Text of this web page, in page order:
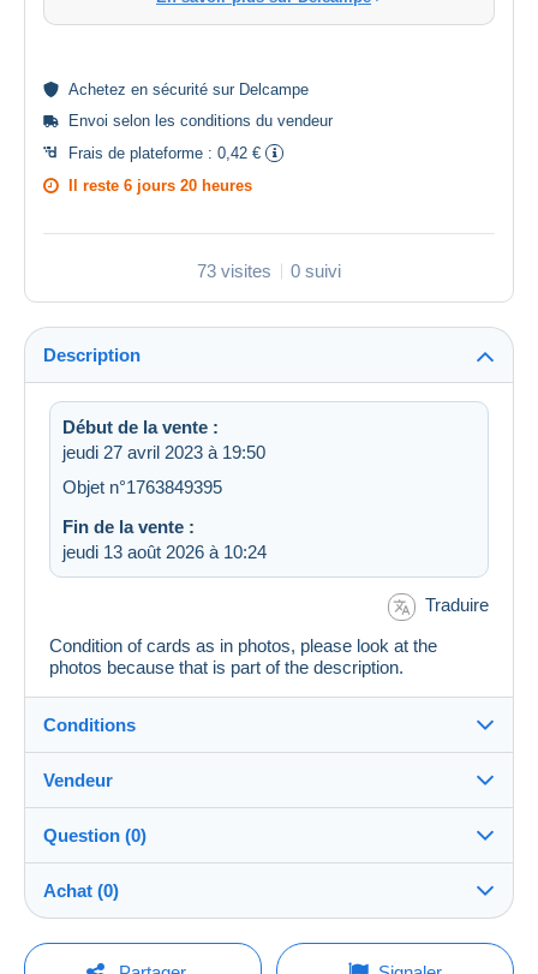
Achetez en sécurité sur Delcampe
Envoi selon les conditions du vendeur
Frais de plateforme : 0,42 €
Il reste 6 jours 20 heures
73 visites 0 suivi
Description
Début de la vente :
jeudi 27 avril 2023 à 19:50
Objet n°1763849395
Fin de la vente :
jeudi 13 août 2026 à 10:24
Traduire
Condition of cards as in photos, please look at the
photos because that is part of the description.
Conditions
Destination :
Voir la liste des pays
Expédition :
Envoi après paiement
A charge de l'acheteur
Vendeur
Lemon100%(3124x)
Boutique
Question (0)
Pour poser une question, vous devez ouvrir
Achat (0)
Dernière actualisation : 14:19:56